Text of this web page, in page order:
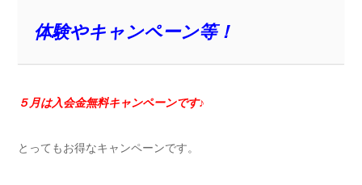
体験やキャンペーン等！
５月は入会金無料キャンペーンです♪
とってもお得なキャンペーンです。